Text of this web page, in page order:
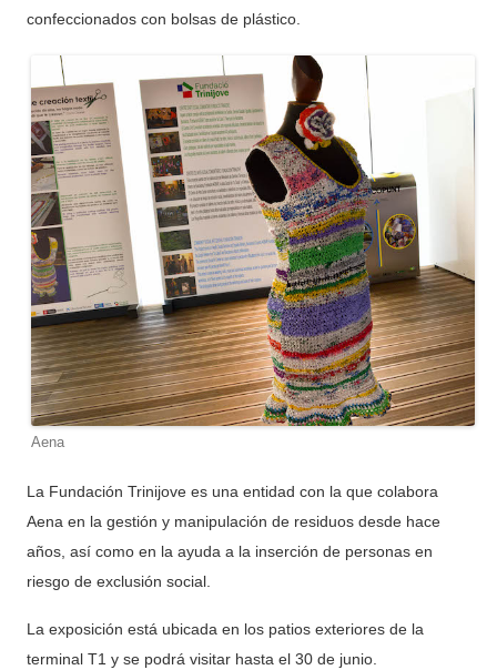
confeccionados con bolsas de plástico.
Aena
La Fundación Trinijove es una entidad con la que colabora
Aena en la gestión y manipulación de residuos desde hace
años, así como en la ayuda a la inserción de personas en
riesgo de exclusión social.
La exposición está ubicada en los patios exteriores de la
terminal T1 y se podrá visitar hasta el 30 de junio.